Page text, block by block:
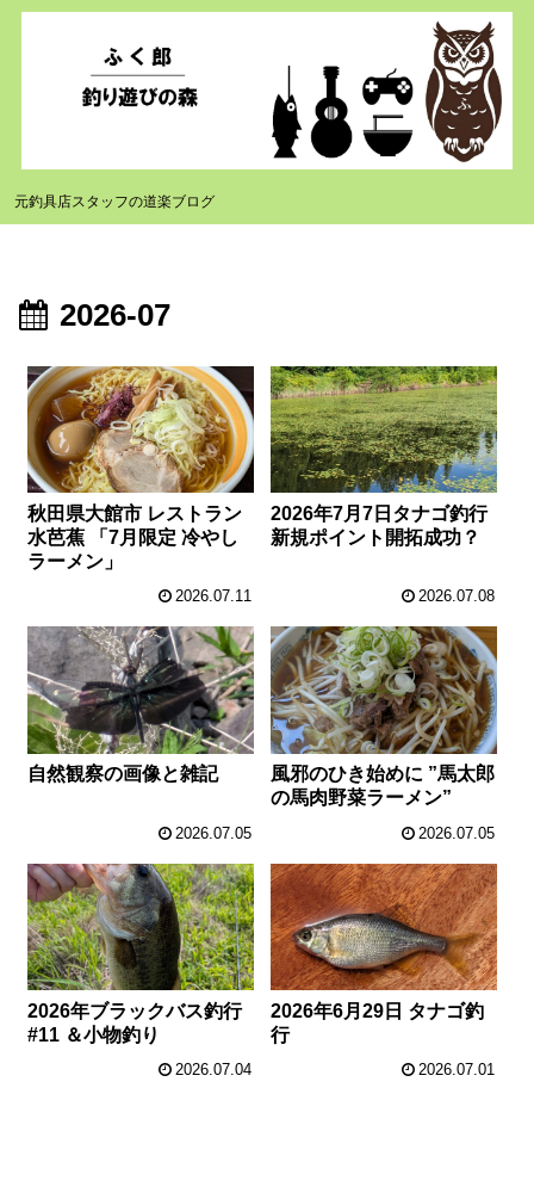
元釣具店スタッフの道楽ブログ
2026-07
秋田県大館市 レストラン
水芭蕉 「7月限定 冷やし
ラーメン」
2026.07.11
2026年7月7日タナゴ釣行
新規ポイント開拓成功？
2026.07.08
自然観察の画像と雑記
2026.07.05
風邪のひき始めに ”馬太郎
の馬肉野菜ラーメン”
2026.07.05
2026年ブラックバス釣行
#11 ＆小物釣り
2026.07.04
2026年6月29日 タナゴ釣
行
2026.07.01